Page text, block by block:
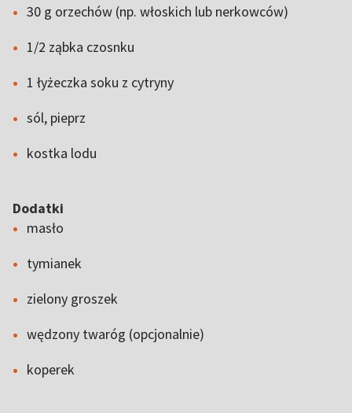
30 g orzechów (np. włoskich lub nerkowców)
1/2 ząbka czosnku
1 łyżeczka soku z cytryny
sól, pieprz
kostka lodu
Dodatki
masło
tymianek
zielony groszek
wędzony twaróg (opcjonalnie)
koperek